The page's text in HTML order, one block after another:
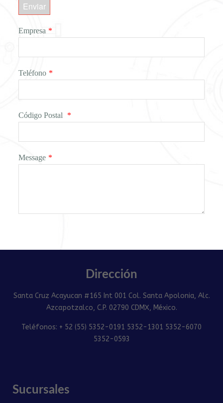
Enviar
Empresa *
Teléfono *
Código Postal *
Message *
Dirección
Santa Cruz Acayucan #165 Int 001 Col. Santa Apolonia, Alc.
Azcapotzalco, C.P. 02790 CDMX, México.
Teléfonos: + 52 (55) 5352-0191 5352-1301 5352-6070
5352-0593
Sucursales